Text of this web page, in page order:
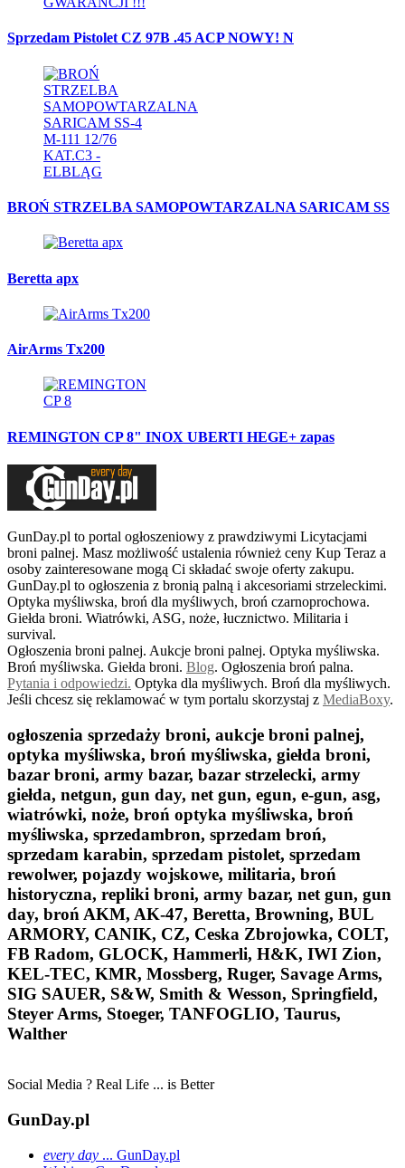
Sprzedam Pistolet CZ 97B .45 ACP NOWY! N
BROŃ STRZELBA SAMOPOWTARZALNA SARICAM SS
Beretta apx
AirArms Tx200
REMINGTON CP 8" INOX UBERTI HEGE+ zapas
GunDay.pl to portal ogłoszeniowy z prawdziwymi Licytacjami
broni palnej. Masz możliwość ustalenia również ceny Kup Teraz a
osoby zainteresowane mogą Ci składać swoje oferty zakupu.
GunDay.pl to ogłoszenia z bronią palną i akcesoriami strzeleckimi.
Optyka myśliwska, broń dla myśliwych, broń czarnoprochowa.
Giełda broni. Wiatrówki, ASG, noże, łucznictwo. Militaria i
survival.
Ogłoszenia broni palnej. Aukcje broni palnej. Optyka myśliwska.
Broń myśliwska. Giełda broni. Blog. Ogłoszenia broń palna.
Pytania i odpowiedzi. Optyka dla myśliwych. Broń dla myśliwych.
Jeśli chcesz się reklamować w tym portalu skorzystaj z MediaBoxy.
ogłoszenia sprzedaży broni, aukcje broni palnej,
optyka myśliwska, broń myśliwska, giełda broni,
bazar broni, army bazar, bazar strzelecki, army
giełda, netgun, gun day, net gun, egun, e-gun, asg,
wiatrówki, noże, broń optyka myśliwska, broń
myśliwska, sprzedambron, sprzedam broń,
sprzedam karabin, sprzedam pistolet, sprzedam
rewolwer, pojazdy wojskowe, militaria, broń
historyczna, repliki broni, army bazar, net gun, gun
day, broń AKM, AK-47, Beretta, Browning, BUL
ARMORY, CANIK, CZ, Ceska Zbrojowka, COLT,
FB Radom, GLOCK, Hammerli, H&K, IWI Zion,
KEL-TEC, KMR, Mossberg, Ruger, Savage Arms,
SIG SAUER, S&W, Smith & Wesson, Springfield,
Steyer Arms, Stoeger, TANFOGLIO, Taurus,
Walther
Social Media ? Real Life ... is Better
GunDay.pl
every day ... GunDay.pl